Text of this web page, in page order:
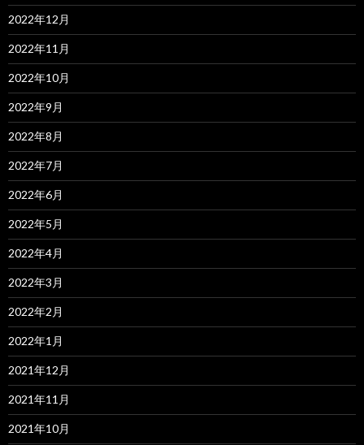
2022年12月
2022年11月
2022年10月
2022年9月
2022年8月
2022年7月
2022年6月
2022年5月
2022年4月
2022年3月
2022年2月
2022年1月
2021年12月
2021年11月
2021年10月